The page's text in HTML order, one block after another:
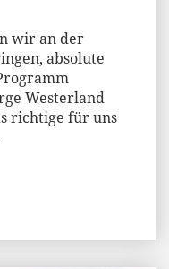
wir an der
absolute
Westerland
richtige für uns